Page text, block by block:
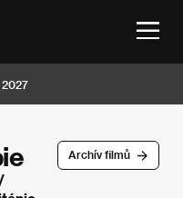
2027
Archív filmů
/